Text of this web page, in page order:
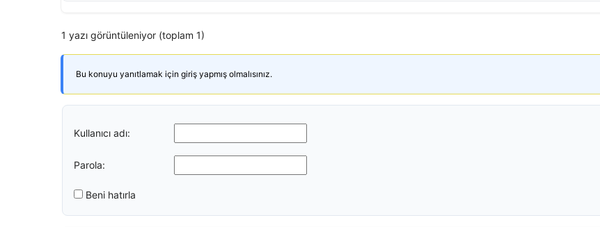
1 yazı görüntüleniyor (toplam 1)
Bu konuyu yanıtlamak için giriş yapmış olmalısınız.
Kullanıcı adı:
Parola:
Beni hatırla